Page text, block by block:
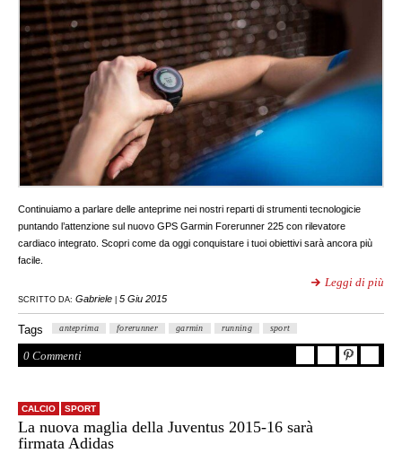
Continuiamo a parlare delle anteprime nei nostri reparti di strumenti tecnologicie
puntando l’attenzione sul nuovo GPS Garmin Forerunner 225 con rilevatore
cardiaco integrato. Scopri come da oggi conquistare i tuoi obiettivi sarà ancora più
facile.
Leggi di più
SCRITTO DA: Gabriele 5 Giu 2015
Tags anteprima forerunner garmin running sport
0 Commenti
CALCIO SPORT
La nuova maglia della Juventus 2015-16 sarà
firmata Adidas